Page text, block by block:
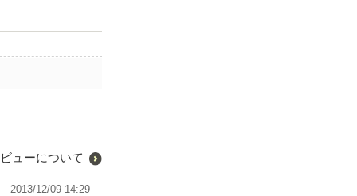
ューについて
2013/12/09 14:29